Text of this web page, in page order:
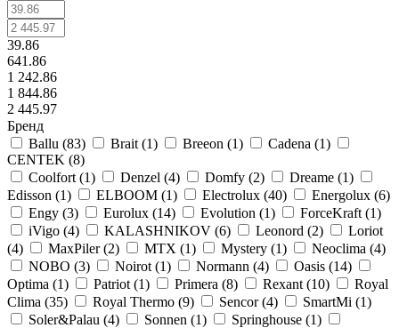
39.86
641.86
1 242.86
1 844.86
2 445.97
Бренд
Ballu (83) Brait (1) Breeon (1) Cadena (1)
CENTEK (8)
Coolfort (1) Denzel (4) Domfy (2) Dreame (1)
Edisson (1) ELBOOM (1) Electrolux (40) Energolux (6)
Engy (3) Eurolux (14) Evolution (1) ForceKraft (1)
iVigo (4) KALASHNIKOV (6) Leonord (2)
Loriot
(4) MaxPiler (2) MTX (1) Mystery (1) Neoclima (4)
NOBO (3) Noirot (1) Normann (4) Oasis (14)
Optima (1) Patriot (1) Primera (8) Rexant (10)
Royal
Clima (35) Royal Thermo (9) Sencor (4) SmartMi (1)
Soler&Palau (4) Sonnen (1) Springhouse (1)